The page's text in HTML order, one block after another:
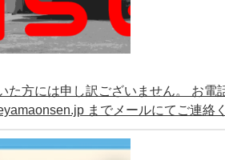
方には申し訳ございません。 お電
までメールにてご連絡